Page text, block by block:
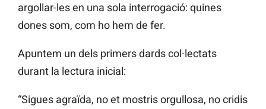
argollar-les en una sola interrogació: quines
dones som, com ho hem de fer.
Apuntem un dels primers dards col·lectats
durant la lectura inicial:
“Sigues agraïda, no et mostris orgullosa, no cridis